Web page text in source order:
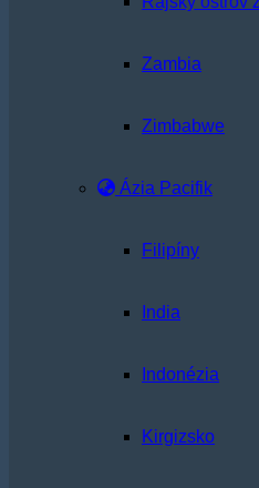
Zambia
Zimbabwe
Ázia Pacifik
Filipíny
India
Indonézia
Kirgizsko